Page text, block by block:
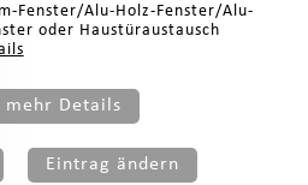
Fenster/Alu-Holz-Fenster/Alu-
oder Haustüraustausch
mehr Details
Eintrag ändern